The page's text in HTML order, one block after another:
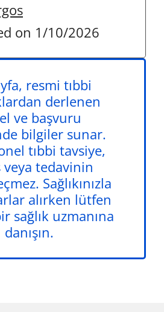
on 1/10/2026
resmi tıbbi
derlenen
ve başvuru
bilgiler sunar.
tıbbi tavsiye,
veya tedavinin
Sağlıkınızla
alırken lütfen
sağlık uzmanına
danışın.